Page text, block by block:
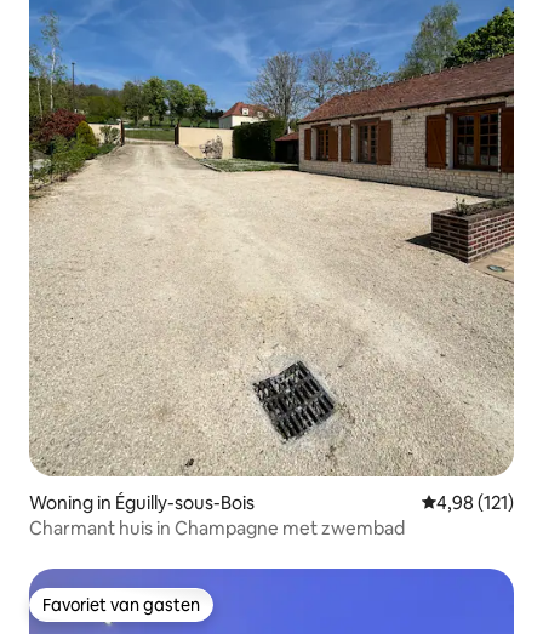
Woning in Éguilly-sous-Bois Gemiddelde
4,98 (121)
Charmant huis in Champagne met zwembad
Favoriet van gasten
Favoriet van gasten